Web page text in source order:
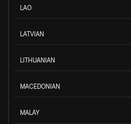
LAO
LATVIAN
LITHUANIAN
MACEDONIAN
MALAY